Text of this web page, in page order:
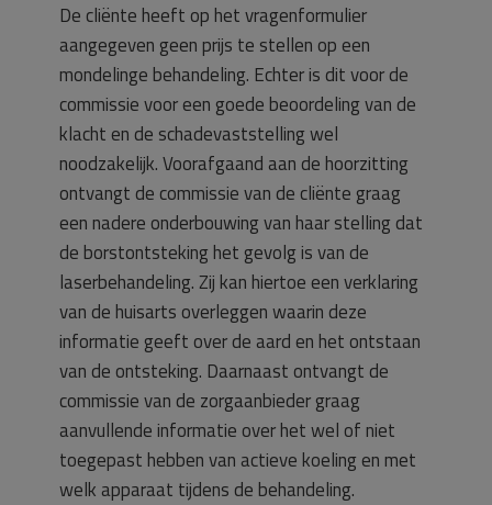
De cliënte heeft op het vragenformulier
aangegeven geen prijs te stellen op een
mondelinge behandeling. Echter is dit voor de
commissie voor een goede beoordeling van de
klacht en de schadevaststelling wel
noodzakelijk. Voorafgaand aan de hoorzitting
ontvangt de commissie van de cliënte graag
een nadere onderbouwing van haar stelling dat
de borstontsteking het gevolg is van de
laserbehandeling. Zij kan hiertoe een verklaring
van de huisarts overleggen waarin deze
informatie geeft over de aard en het ontstaan
van de ontsteking. Daarnaast ontvangt de
commissie van de zorgaanbieder graag
aanvullende informatie over het wel of niet
toegepast hebben van actieve koeling en met
welk apparaat tijdens de behandeling.